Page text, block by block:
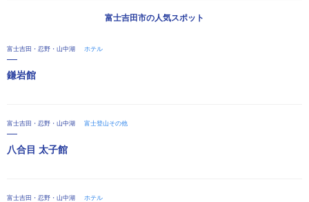
富士吉田市の人気スポット
富士吉田・忍野・山中湖 ホテル
鎌岩館
富士吉田・忍野・山中湖 富士登山その他
八合目 太子館
富士吉田・忍野・山中湖 ホテル